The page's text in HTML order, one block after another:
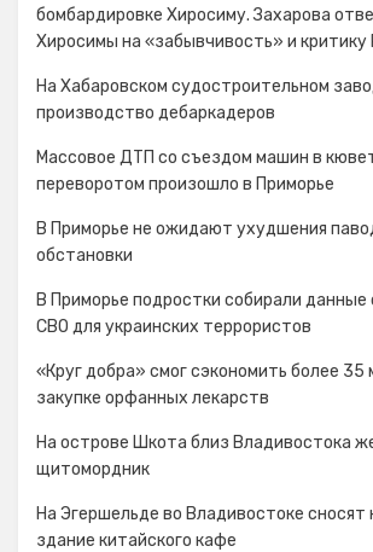
бомбардировке Хиросиму. Захарова
Хиросимы на «забывчивость» и
На Хабаровском судостроительном
производство дебаркадеров
Массовое ДТП со съездом машин в
переворотом произошло в Приморье
В Приморье не ожидают ухудшения
обстановки
В Приморье подростки собирали данные
СВО для украинских террористов
«Круг добра» смог сэкономить более 35
закупке орфанных лекарств
На острове Шкота близ Владивостока
щитомордник
На Эгершельде во Владивостоке сносят
здание китайского кафе